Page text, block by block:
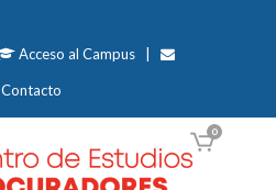
Acceso al Campus|
Contacto
0